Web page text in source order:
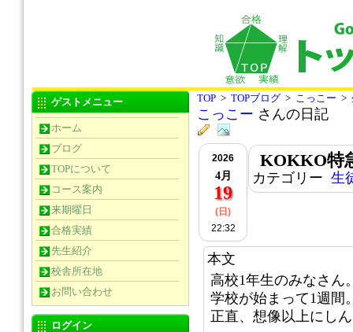
ゲストメニュー
ホーム
ブログ
TOPについて
コース案内
来期曜日
合格実績
先生紹介
校舎所在地
お問い合わせ
ログイン
TOP > TOPブログ > こっこー >
こっこー さんの日記
2026
4月
19
(日)
22:32
KOKKO特
カテゴリー 生
本文
高校1年生のみなさん
学校が始まって1週間
正直、想像以上にし